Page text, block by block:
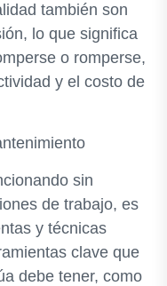
también son
lo que significa
o romperse,
y el costo de
sin
de trabajo, es
y técnicas
clave que
debe tener, como